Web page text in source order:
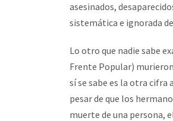
asesinados,
sistemática e ignorada
Lo otro que nadie sabe
Frente Popular)
sí se sabe es la otra cifra
pesar de que los
muerte de una persona,